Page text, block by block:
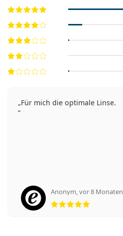
Für mich die optimale Linse.
Anonym vor 8 Monaten